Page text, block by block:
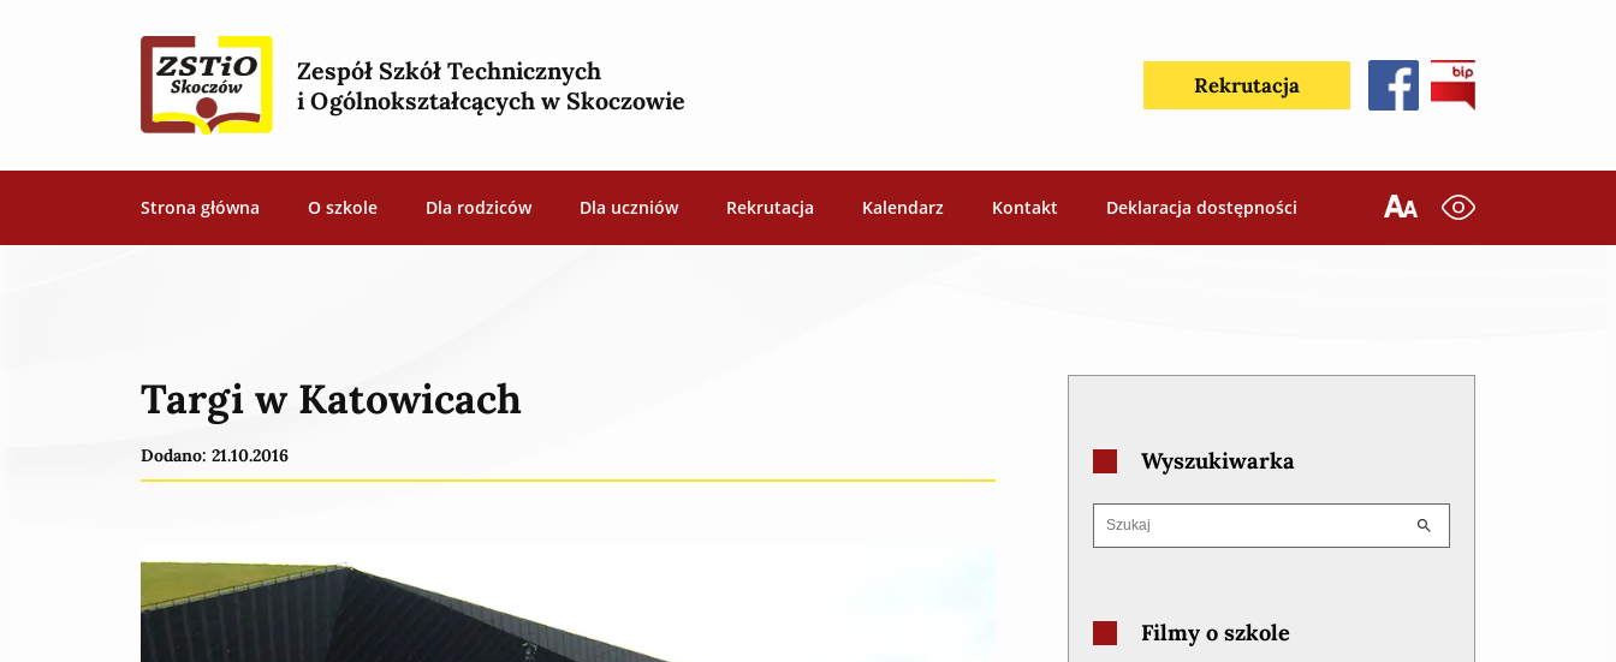
Zespół Szkół Technicznych
i Ogólnokształcących w Skoczowie
Rekrutacja
Strona główna O szkole Dla rodziców Dla uczniów Rekrutacja Kalendarz Kontakt Deklaracja dostępności
Targi w Katowicach
Dodano: 21.10.2016 Wyszukiwarka
Filmy o szkole